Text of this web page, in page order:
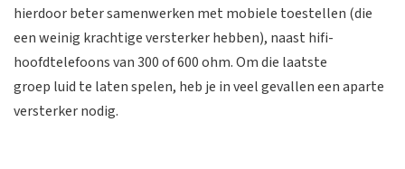
hierdoor beter samenwerken met mobiele toestellen (die
een weinig krachtige versterker hebben), naast hifi-
hoofdtelefoons van 300 of 600 ohm. Om die laatste
groep luid te laten spelen, heb je in veel gevallen een aparte
versterker nodig.